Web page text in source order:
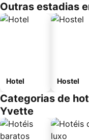
Outras estadias
Hotel Hostel
Categorias de
Yvette